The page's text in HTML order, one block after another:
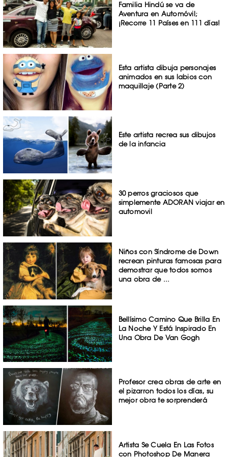
Familia Hindú se va de
Aventura en Automóvil;
¡Recorre 11 Países en 111 días!
Esta artista dibuja personajes
animados en sus labios con
maquillaje (Parte 2)
Este artista recrea sus dibujos
de la infancia
30 perros graciosos que
simplemente ADORAN viajar en
automovil
Niños con Síndrome de Down
recrean pinturas famosas para
demostrar que todos somos
una obra de ...
Bellísimo Camino Que Brilla En
La Noche Y Está Inspirado En
Una Obra De Van Gogh
Profesor crea obras de arte en
el pizarron todos los días, su
mejor obra te sorprenderá
Artista Se Cuela En Las Fotos
con Photoshop De Manera